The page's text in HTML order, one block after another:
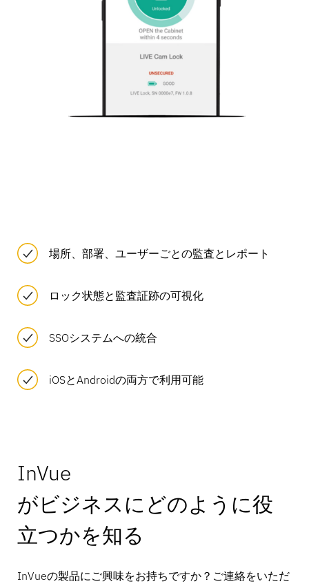
場所、部署、ユーザーごとの監査とレポート
ロック状態と監査証跡の可視化
SSOシステムへの統合
iOSとAndroidの両方で利用可能
InVue
がビジネスにどのように役
立つかを知る
InVueの製品にご興味をお持ちですか？ご連絡をいただ